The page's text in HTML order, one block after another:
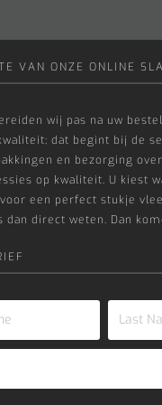
VAN ONZE ONLINE
wij pas na uw
dat begint bij de
en bezorging
op kwaliteit. U kiest
een perfect stukje
dan direct weten. Dan